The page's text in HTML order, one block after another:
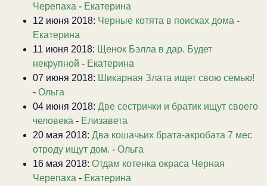
Черепаха - Екатерина
12 июня 2018: Черные котята в поисках дома -
Екатерина
11 июня 2018: Щенок Бэлла в дар. Будет
некрупной - Екатерина
07 июня 2018: Шикарная Злата ищет свою семью!
- Ольга
04 июня 2018: Две сестрички и братик ищут своего
человека - Елизавета
20 мая 2018: Два кошачьих брата-акробата 7 мес
отроду ищут дом. - Ольга
16 мая 2018: Отдам котенка окраса Черная
Черепаха - Екатерина